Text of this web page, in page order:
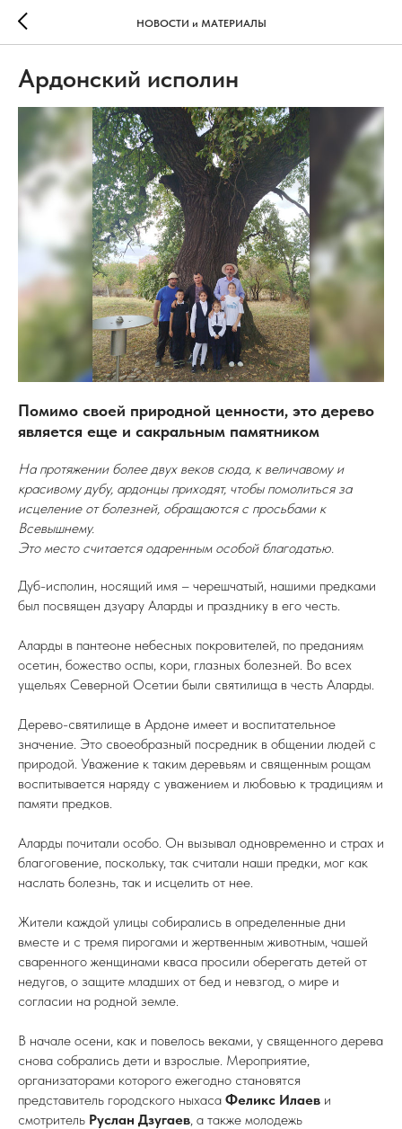
НОВОСТИ и МАТЕРИАЛЫ
Ардонский исполин
Помимо своей природной ценности, это дерево
является еще и сакральным памятником
На протяжении более двух веков сюда, к величавому и
красивому дубу, ардонцы приходят, чтобы помолиться за
исцеление от болезней, обращаются с просьбами к
Всевышнему.
Это место считается одаренным особой благодатью.
Дуб-исполин, носящий имя – черешчатый, нашими предками
был посвящен дзуару Аларды и празднику в его честь.
Аларды в пантеоне небесных покровителей, по преданиям
осетин, божество оспы, кори, глазных болезней. Во всех
ущельях Северной Осетии были святилища в честь Аларды.
Дерево-святилище в Ардоне имеет и воспитательное
значение. Это своеобразный посредник в общении людей с
природой. Уважение к таким деревьям и священным рощам
воспитывается наряду с уважением и любовью к традициям и
памяти предков.
Аларды почитали особо. Он вызывал одновременно и страх и
благоговение, поскольку, так считали наши предки, мог как
наслать болезнь, так и исцелить от нее.
Жители каждой улицы собирались в определенные дни
вместе и с тремя пирогами и жертвенным животным, чашей
сваренного женщинами кваса просили оберегать детей от
недугов, о защите младших от бед и невзгод, о мире и
согласии на родной земле.
В начале осени, как и повелось веками, у священного дерева
снова собрались дети и взрослые. Мероприятие,
организаторами которого ежегодно становятся
представитель городского ныхаса Феликс Илаев и
смотритель Руслан Дзугаев, а также молодежь